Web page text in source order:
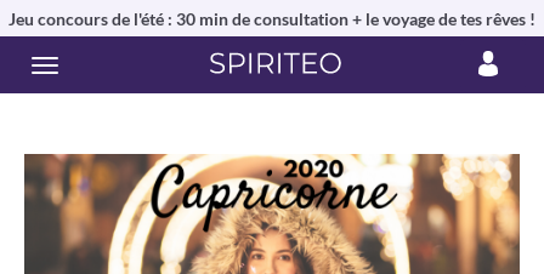
Jeu concours de l'été : 30 min de consultation + le voyage de tes rêves !